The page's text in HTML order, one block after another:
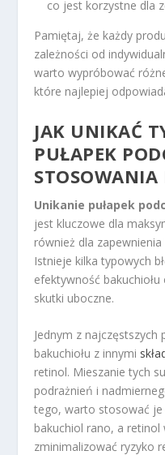
co jest korzystne dla
Pamiętaj, że każdy
zależności od
warto wypróbować
które najlepiej
JAK UNIKAĆ
PUŁAPEK
Unikanie pułapek
jest kluczowe dla
również dla
Istnieje kilka typowych
efektywność
skutki uboczne.
Jednym z najczęstszych
bakuchiołu z innymi
retinol. Mieszanie tych
podrażnień i
tego, warto stosować je
bakuchiol rano, a retinol
zminimalizować ryzyko